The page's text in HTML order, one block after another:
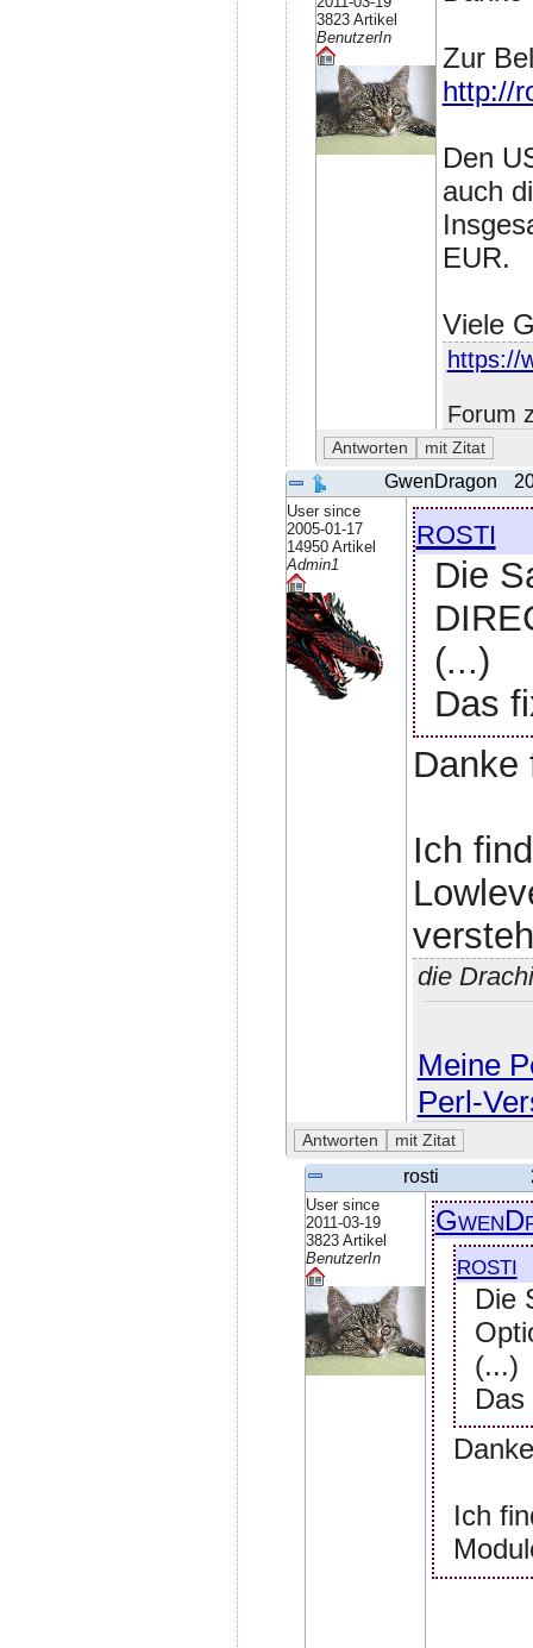
3823 Artikel
BenutzerIn
Zur
http://
Den
auch
EUR.
Viele
https://
Forum
GwenDragon
User since
2005-01-17
14950 Artikel
Admin1
rosti
Die
(...)
Das
Danke
Ich
die
Meine
Perl-
rosti
User since
2011-03-19
3823 Artikel
BenutzerIn
rosti
Die
(...)
Ich